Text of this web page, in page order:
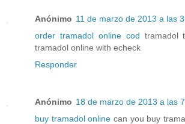
Anónimo 11 de marzo de 2013 a las
order tramadol online cod tramadol
tramadol online with echeck
Responder
Anónimo 18 de marzo de 2013 a las
buy tramadol online can you buy